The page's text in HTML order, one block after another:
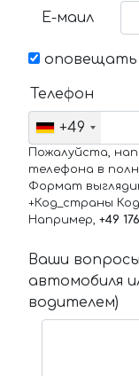
Е-маил
оповещать
Телефон
+49
Пожалуйста,
телефона в
Формат
+Код_страны
Например, +49
Ваши
автомобиля
водителем)